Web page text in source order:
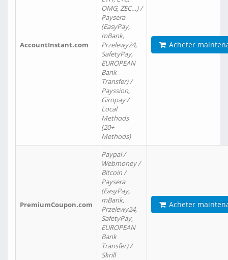
AccountInstant.com
OMG, ZEC…) /
Paysera
(EasyPay,
mBank,
Przelewy24,
SafetyPay,
EUROPEAN
Bank
Transfer) /
Payssion,
Giropay /
Local
Methods
(20+
Methods)
Acheter
PremiumCoupon.com
Paypal /
Webmoney /
Bitcoin /
Paysera
(EasyPay,
mBank,
Przelewy24,
SafetyPay,
EUROPEAN
Bank
Transfer) /
Skrill
Acheter